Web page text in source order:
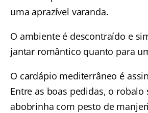
uma aprazível varanda.
O ambiente é descontraído e
jantar romântico quanto para
O cardápio mediterrâneo é
Entre as boas pedidas, o
abobrinha com pesto de